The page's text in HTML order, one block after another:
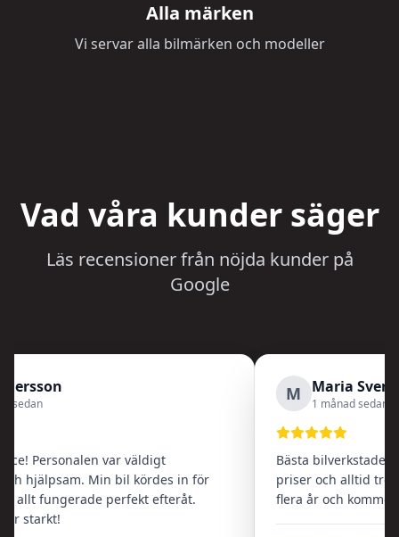
Alla märken
Vi servar alla bilmärken och modeller
Vad våra kunder säger
Läs recensioner från nöjda kunder på
Google
Personalen var väldigt
hjälpsam. Min bil kördes in för
allt fungerade perfekt efteråt.
starkt!
M Maria
1 månad sedan
Bästa bilverkstaden i
priser och alltid
flera år och kommer